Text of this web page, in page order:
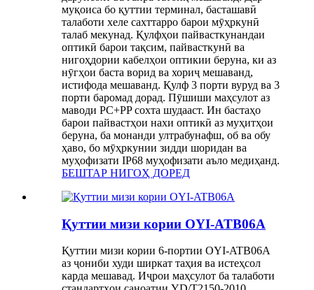
муқоиса бо қуттии терминал, басташавӣ
талаботи хеле сахттарро барои мӯҳркунӣ
талаб мекунад. Қулфҳои пайвасткунандаи
оптикӣ барои тақсим, пайвасткунӣ ва
нигоҳдории кабелҳои оптикии беруна, ки аз
нӯгҳои баста ворид ва хориҷ мешаванд,
истифода мешаванд. Қулф 3 порти вуруд ва 3
порти баромад дорад. Пӯшиши маҳсулот аз
маводи PC+PP сохта шудааст. Ин бастаҳо
барои пайвастҳои нахи оптикӣ аз муҳитҳои
беруна, ба монанди ултрабунафш, об ва обу
ҳаво, бо мӯҳркунии зидди шоридан ва
муҳофизати IP68 муҳофизати аъло медиҳанд.
БЕШТАР НИГОҲ ДОРЕД
Қуттии мизи кории OYI-ATB06A
Қуттии мизи кории 6-портии OYI-ATB06A
аз ҷониби худи ширкат таҳия ва истеҳсол
карда мешавад. Иҷрои маҳсулот ба талаботи